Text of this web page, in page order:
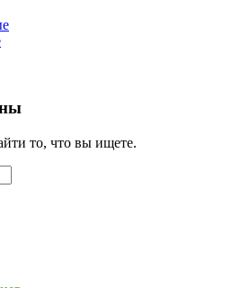
то, что вы ищете.